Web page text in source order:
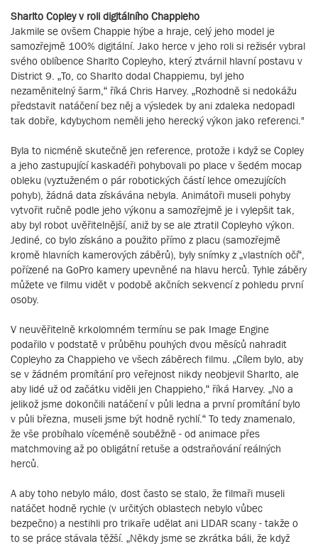
Sharlto Copley v roli digitálního Chappieho
Jakmile se ovšem Chappie hýbe a hraje, celý jeho model je
samozřejmě 100% digitální. Jako herce v jeho roli si režisér vybral
svého oblíbence Sharlto Copleyho, který ztvárnil hlavní postavu v
District 9. „To, co Sharlto dodal Chappiemu, byl jeho
nezaměnitelný šarm,“ říká Chris Harvey. „Rozhodně si nedokážu
představit natáčení bez něj a výsledek by ani zdaleka nedopadl
tak dobře, kdybychom neměli jeho herecký výkon jako referenci."
Byla to nicméně skutečně jen reference, protože i když se Copley
a jeho zastupující kaskadéři pohybovali po place v šedém mocap
obleku (vyztuženém o pár robotických částí lehce omezujících
pohyb), žádná data získávána nebyla. Animátoři museli pohyby
vytvořit ručně podle jeho výkonu a samozřejmě je i vylepšit tak,
aby byl robot uvěřitelnější, aniž by se ale ztratil Copleyho výkon.
Jediné, co bylo získáno a použito přímo z placu (samozřejmě
kromě hlavních kamerových záběrů), byly snímky z „vlastních očí“,
pořízené na GoPro kamery upevněné na hlavu herců. Tyhle záběry
můžete ve filmu vidět v podobě akčních sekvencí z pohledu první
osoby.
V neuvěřitelně krkolomném termínu se pak Image Engine
podařilo v podstatě v průběhu pouhých dvou měsíců nahradit
Copleyho za Chappieho ve všech záběrech filmu. „Cílem bylo, aby
se v žádném promítání pro veřejnost nikdy neobjevil Sharlto, ale
aby lidé už od začátku viděli jen Chappieho,“ říká Harvey. „No a
jelikož jsme dokončili natáčení v půli ledna a první promítání bylo
v půli března, museli jsme být hodně rychlí.“ To tedy znamenalo,
že vše probíhalo víceméně souběžně - od animace přes
matchmoving až po obligátní retuše a odstraňování reálných
herců.
A aby toho nebylo málo, dost často se stalo, že filmaři museli
natáčet hodně rychle (v určitých oblastech nebylo vůbec
bezpečno) a nestihli pro trikaře udělat ani LIDAR scany - takže o
to se práce stávala těžší. „Někdy jsme se zkrátka báli, že když